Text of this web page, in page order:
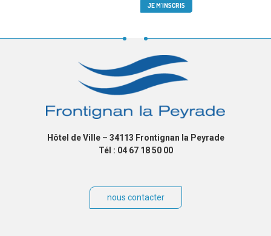
Hôtel de Ville – 34113 Frontignan la Peyrade
Tél : 04 67 18 50 00
nous contacter